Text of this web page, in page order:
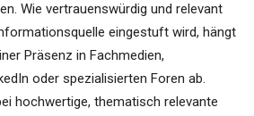
Wie vertrauenswürdig und relevant
eingestuft wird, hängt
Präsenz in Fachmedien,
oder spezialisierten Foren ab.
hochwertige, thematisch relevante